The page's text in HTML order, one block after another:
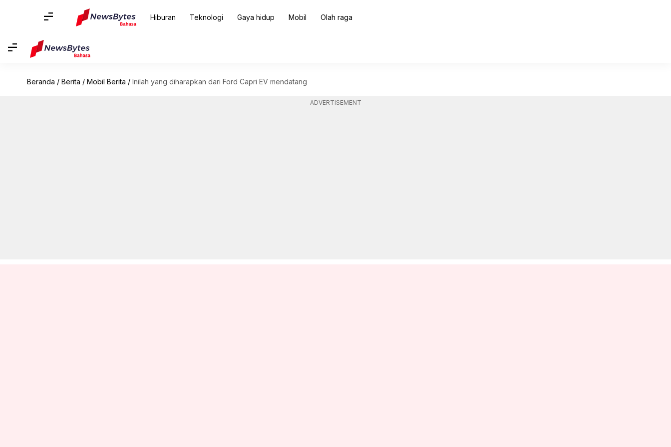
Hiburan Teknologi Gaya hidup Mobil Olah raga
Beranda / Berita / Mobil Berita / Inilah yang diharapkan dari Ford Capri EV mendatang
ADVERTISEMENT